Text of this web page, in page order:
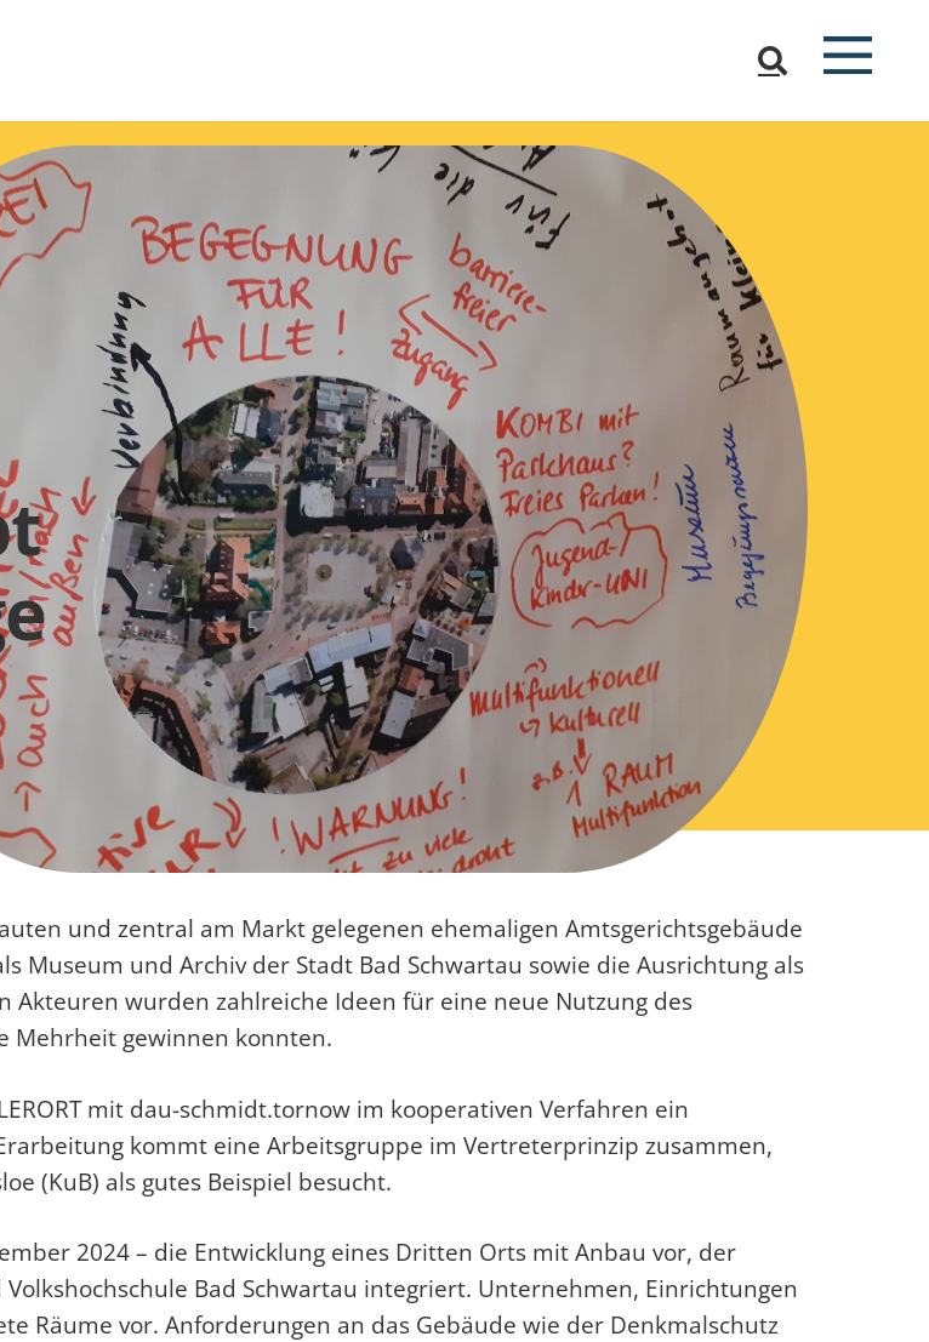
und zentral am Markt gelegenen ehemaligen Amtsgerichtsgebäude
Museum und Archiv der Stadt Bad Schwartau sowie die Ausrichtung als
Akteuren wurden zahlreiche Ideen für eine neue Nutzung des
Mehrheit gewinnen konnten.
mit dau-schmidt.tornow im kooperativen Verfahren ein
kommt eine Arbeitsgruppe im Vertreterprinzip zusammen,
(KuB) als gutes Beispiel besucht.
2024 – die Entwicklung eines Dritten Orts mit Anbau vor, der
Bad Schwartau integriert. Unternehmen, Einrichtungen
Räume vor. Anforderungen an das Gebäude wie der Denkmalschutz